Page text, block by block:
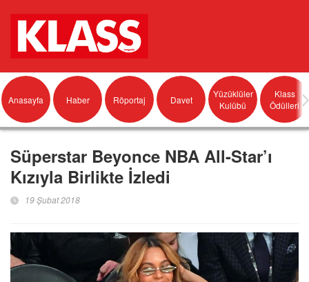
Anasayfa Haber Röportaj Davet
Yüzüklüler
Kulübü
Klass
Ödülleri
Süperstar Beyonce NBA All-Star’ı
Kızıyla Birlikte İzledi
19 Şubat 2018